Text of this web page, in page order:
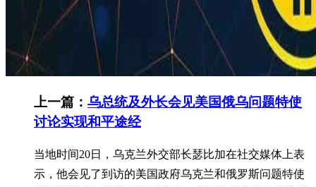
上一篇： 乌总统及外长会见美国俄乌问题特使
讨论实现和平途经
当地时间20日，乌克兰外交部长瑟比加在社交媒体上表
示，他会见了到访的美国政府乌克兰和俄罗斯问题特使